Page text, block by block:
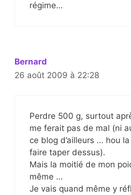
régime…
Bernard
26 août 2009 à 22:28
Perdre 500 g, surtout
me ferait pas de mal (ni
ce blog d’ailleurs … hou
faire taper dessus).
Mais la moitié de mon
même …
Je vais quand même y